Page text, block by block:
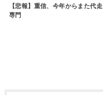
【悲報】重信、今年からまた代走
専門